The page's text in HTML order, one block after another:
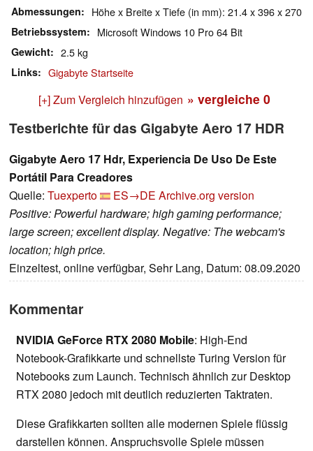
Abmessungen Höhe x Breite x Tiefe (in mm): 21.4 x 396 x 270
Betriebssystem Microsoft Windows 10 Pro 64 Bit
Gewicht 2.5 kg
Links Gigabyte Startseite
[+] Zum Vergleich hinzufügen » vergleiche 0
Testberichte für das Gigabyte Aero 17 HDR
Gigabyte Aero 17 Hdr, Experiencia De Uso De Este
Portátil Para Creadores
Quelle: Tuexperto ES→DE Archive.org version
Positive: Powerful hardware; high gaming performance;
large screen; excellent display. Negative: The webcam's
location; high price.
Einzeltest, online verfügbar, Sehr Lang, Datum: 08.09.2020
Kommentar
NVIDIA GeForce RTX 2080 Mobile: High-End
Notebook-Grafikkarte und schnellste Turing Version für
Notebooks zum Launch. Technisch ähnlich zur Desktop
RTX 2080 jedoch mit deutlich reduzierten Taktraten.
Diese Grafikkarten sollten alle modernen Spiele flüssig
darstellen können. Anspruchsvolle Spiele müssen